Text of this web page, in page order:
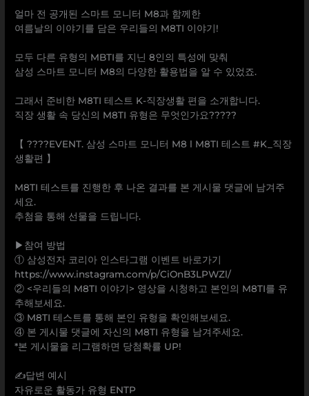
얼마 전 공개된 스마트 모니터 M8과 함께한
여름날의 이야기를 담은 우리들의 M8TI 이야기!
모두 다른 유형의 MBTI를 지닌 8인의 특성에 맞춰
삼성 스마트 모니터 M8의 다양한 활용법을 알 수 있었죠.
그래서 준비한 M8TI 테스트 K-직장생활 편을 소개합니다.
직장 생활 속 당신의 M8TI 유형은 무엇인가요?????
【 ????EVENT. 삼성 스마트 모니터 M8 Ι M8TI 테스트 #K_직장
생활편 】
M8TI 테스트를 진행한 후 나온 결과를 본 게시물 댓글에 남겨주
세요.
추첨을 통해 선물을 드립니다.
▶참여 방법
① 삼성전자 코리아 인스타그램 이벤트 바로가기
https://www.instagram.com/p/CiOnB3LPWZl/
② <우리들의 M8TI 이야기> 영상을 시청하고 본인의 M8TI를 유
추해보세요.
③ M8TI 테스트를 통해 본인 유형을 확인해보세요.
④ 본 게시물 댓글에 자신의 M8TI 유형을 남겨주세요.
*본 게시물을 리그램하면 당첨확률 UP!
✍️답변 예시
자유로운 활동가 유형 ENTP